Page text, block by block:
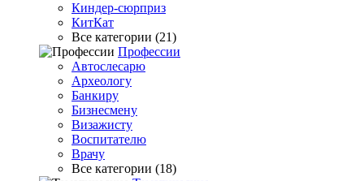
Киндер-сюрприз
КитКат
Все категории (21)
Профессии
Автослесарю
Археологу
Банкиру
Бизнесмену
Визажисту
Воспитателю
Врачу
Все категории (18)